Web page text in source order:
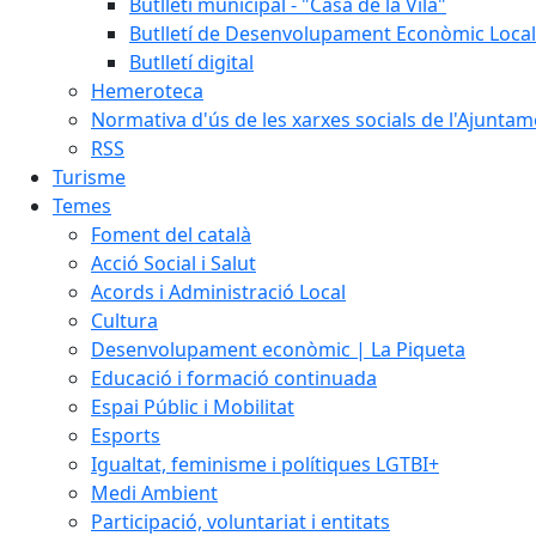
Butlletí de Desenvolupament Econòmic Local
Butlletí digital
Hemeroteca
Normativa d'ús de les xarxes socials de
RSS
Turisme
Temes
Foment del català
Acció Social i Salut
Acords i Administració Local
Cultura
Desenvolupament econòmic | La Piqueta
Educació i formació continuada
Espai Públic i Mobilitat
Esports
Igualtat, feminisme i polítiques LGTBI+
Medi Ambient
Participació, voluntariat i entitats